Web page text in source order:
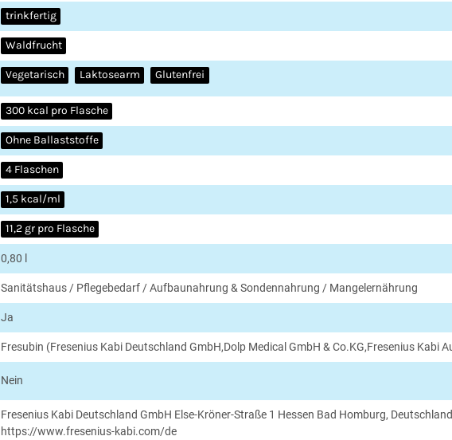
trinkfertig
Waldfrucht
Vegetarisch Laktosearm Glutenfrei
300 kcal pro Flasche
Ohne Ballaststoffe
4 Flaschen
1,5 kcal/ml
11,2 gr pro Flasche
0,80 l
Sanitätshaus / Pflegebedarf / Aufbaunahrung & Sondennahrung / Mangelernährung
Ja
Fresubin (Fresenius Kabi Deutschland GmbH,Dolp Medical GmbH & Co.KG,Fresenius Kabi
Nein
Fresenius Kabi Deutschland GmbH Else-Kröner-Straße 1 Hessen Bad Homburg,
https://www.fresenius-kabi.com/de